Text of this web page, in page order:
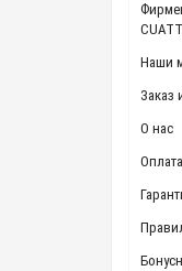
Наши
Заказ
О нас
Оплата